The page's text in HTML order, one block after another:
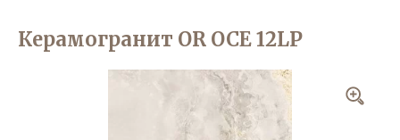
Керамогранит OR OCE 12LP